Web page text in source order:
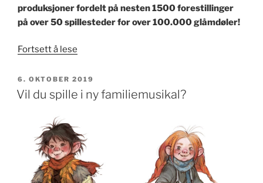
produksjoner fordelt på nesten 1500 forestillinger
på over 50 spillesteder for over 100.000 glåmdøler!
Fortsett å lese
kompetanse
–
PUBLISERT
6. OKTOBER 2019
Vil du spille i ny familiemusikal?